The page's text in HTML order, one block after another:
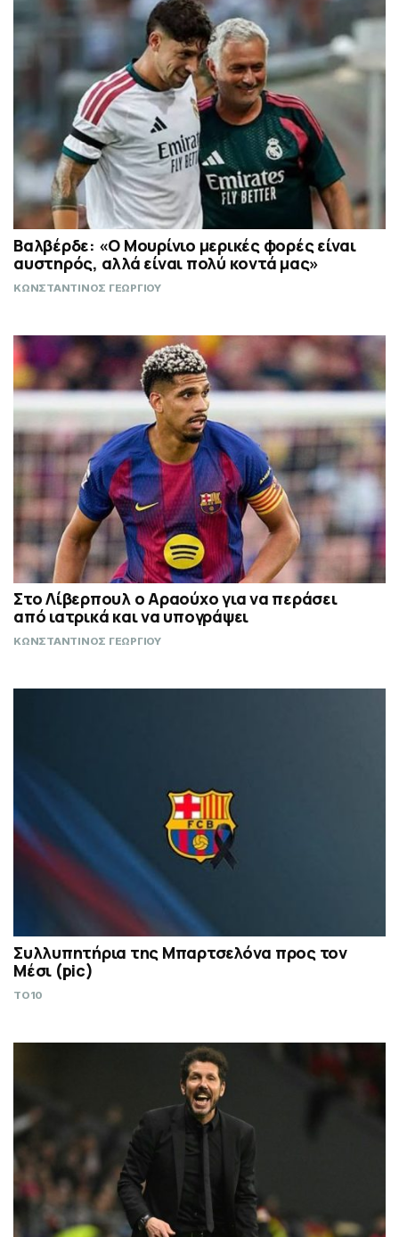
Βαλβέρδε: «Ο Μουρίνιο μερικές φορές είναι
αυστηρός, αλλά είναι πολύ κοντά μας»
ΚΩΝΣΤΑΝΤΙΝΟΣ ΓΕΩΡΓΙΟΥ
Στο Λίβερπουλ ο Αραούχο για να περάσει
από ιατρικά και να υπογράψει
ΚΩΝΣΤΑΝΤΙΝΟΣ ΓΕΩΡΓΙΟΥ
Συλλυπητήρια της Μπαρτσελόνα προς τον
Μέσι (pic)
TO10